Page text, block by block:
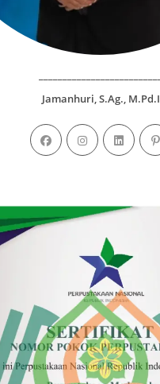
Jamanhuri, S.Ag., M.Pd.I